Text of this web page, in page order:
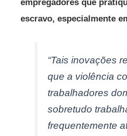
empregadores que
escravo, especialmente
“Tais inovações
que a violência
trabalhadores
sobretudo
frequentemente